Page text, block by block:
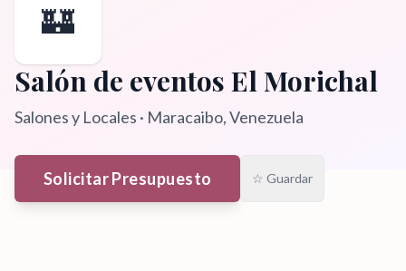
🏰
Salón de eventos El Morichal
Salones y Locales · Maracaibo, Venezuela
Solicitar Presupuesto ☆ Guardar